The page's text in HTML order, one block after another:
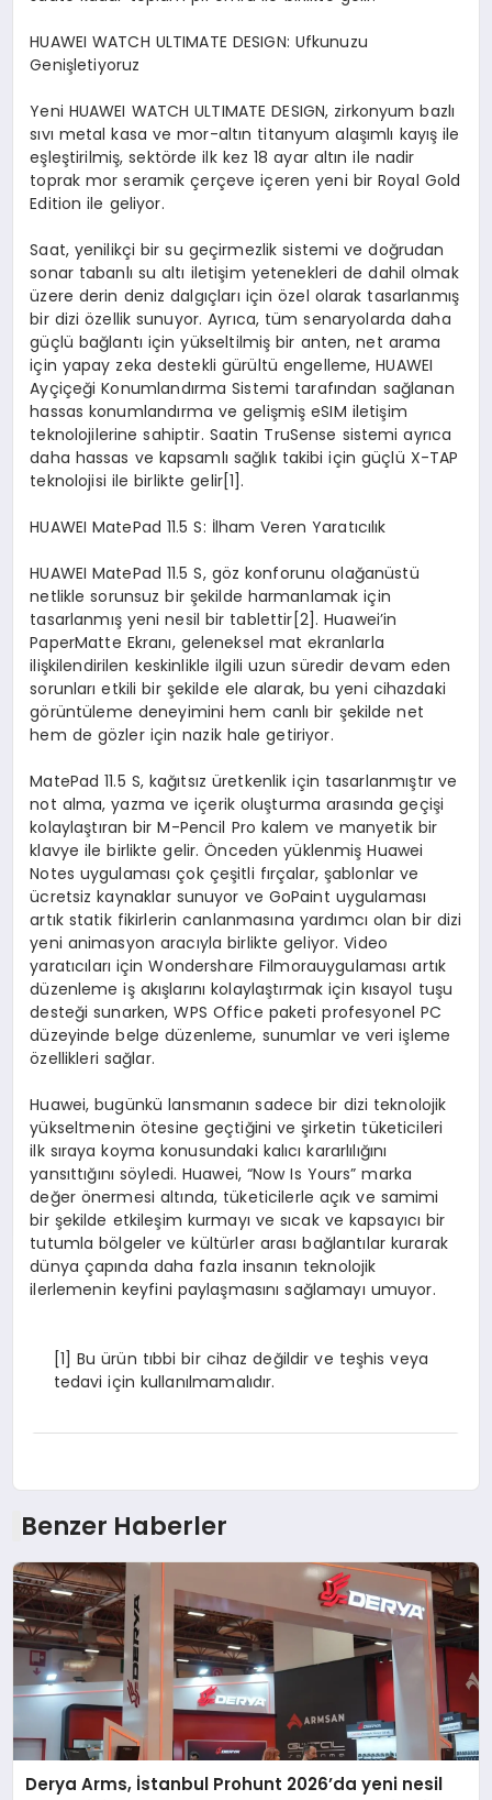
HUAWEI WATCH ULTIMATE DESIGN: Ufkunuzu
Genişletiyoruz
Yeni HUAWEI WATCH ULTIMATE DESIGN, zirkonyum bazlı
sıvı metal kasa ve mor-altın titanyum alaşımlı kayış ile
eşleştirilmiş, sektörde ilk kez 18 ayar altın ile nadir
toprak mor seramik çerçeve içeren yeni bir Royal Gold
Edition ile geliyor.
Saat, yenilikçi bir su geçirmezlik sistemi ve doğrudan
sonar tabanlı su altı iletişim yetenekleri de dahil olmak
üzere derin deniz dalgıçları için özel olarak tasarlanmış
bir dizi özellik sunuyor. Ayrıca, tüm senaryolarda daha
güçlü bağlantı için yükseltilmiş bir anten, net arama
için yapay zeka destekli gürültü engelleme, HUAWEI
Ayçiçeği Konumlandırma Sistemi tarafından sağlanan
hassas konumlandırma ve gelişmiş eSIM iletişim
teknolojilerine sahiptir. Saatin TruSense sistemi ayrıca
daha hassas ve kapsamlı sağlık takibi için güçlü X-TAP
teknolojisi ile birlikte gelir[1] .
HUAWEIMatePad 11.5 S: İlham Veren Yaratıcılık
HUAWEI MatePad 11.5 S, göz konforunu olağanüstü
netlikle sorunsuz bir şekilde harmanlamak için
tasarlanmış yeni nesil bir tablettir [2] . Huawei’in
PaperMatte Ekranı, geleneksel mat ekranlarla
ilişkilendirilen keskinlikle ilgili uzun süredir devam eden
sorunları etkili bir şekilde ele alarak, bu yeni cihazdaki
görüntüleme deneyimini hem canlı bir şekilde net
hem de gözler için nazik hale getiriyor.
MatePad 11.5 S, kağıtsız üretkenlik için tasarlanmıştır ve
not alma, yazma ve içerik oluşturma arasında geçişi
kolaylaştıran bir M-Pencil Pro kalem ve manyetik bir
klavye ile birlikte gelir. Önceden yüklenmiş Huawei
Notes uygulaması çok çeşitli fırçalar, şablonlar ve
ücretsiz kaynaklar sunuyor ve GoPaint uygulaması
artık statik fikirlerin canlanmasına yardımcı olan bir dizi
yeni animasyon aracıyla birlikte geliyor. Video
yaratıcıları için Wondershare Filmorauygulaması artık
düzenleme iş akışlarını kolaylaştırmak için kısayol tuşu
desteği sunarken, WPS Office paketi profesyonel PC
düzeyinde belge düzenleme, sunumlar ve veri işleme
özellikleri sağlar.
Huawei, bugünkü lansmanın sadece bir dizi teknolojik
yükseltmenin ötesine geçtiğini ve şirketin tüketicileri
ilk sıraya koyma konusundaki kalıcı kararlılığını
yansıttığını söyledi. Huawei, “Now Is Yours” marka
değer önermesi altında, tüketicilerle açık ve samimi
bir şekilde etkileşim kurmayı ve sıcak ve kapsayıcı bir
tutumla bölgeler ve kültürler arası bağlantılar kurarak
dünya çapında daha fazla insanın teknolojik
ilerlemenin keyfini paylaşmasını sağlamayı umuyor.
[1] Bu ürün tıbbi bir cihaz değildir ve teşhis veya
tedavi için kullanılmamalıdır.
Benzer Haberler
Derya Arms, İstanbul Prohunt 2026’da yeni nesil